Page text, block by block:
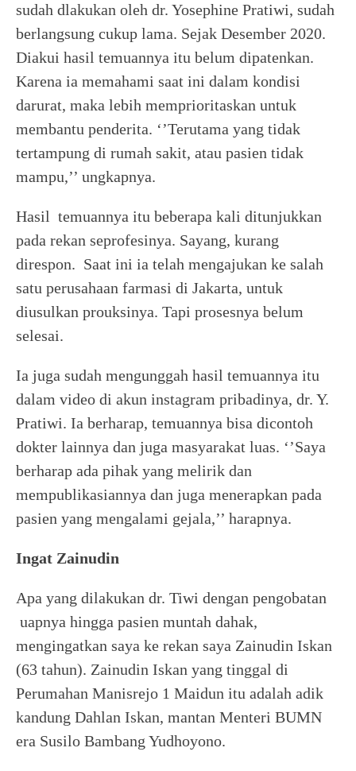
sudah dlakukan oleh dr. Yosephine Pratiwi, sudah
berlangsung cukup lama. Sejak Desember 2020.
Diakui hasil temuannya itu belum dipatenkan.
Karena ia memahami saat ini dalam kondisi
darurat, maka lebih memprioritaskan untuk
membantu penderita. ‘’Terutama yang tidak
tertampung di rumah sakit, atau pasien tidak
mampu,’’ ungkapnya.
Hasil temuannya itu beberapa kali ditunjukkan
pada rekan seprofesinya. Sayang, kurang
direspon. Saat ini ia telah mengajukan ke salah
satu perusahaan farmasi di Jakarta, untuk
diusulkan prouksinya. Tapi prosesnya belum
selesai.
Ia juga sudah mengunggah hasil temuannya itu
dalam video di akun instagram pribadinya, dr. Y.
Pratiwi. Ia berharap, temuannya bisa dicontoh
dokter lainnya dan juga masyarakat luas. ‘’Saya
berharap ada pihak yang melirik dan
mempublikasiannya dan juga menerapkan pada
pasien yang mengalami gejala,’’ harapnya.
Ingat Zainudin
Apa yang dilakukan dr. Tiwi dengan pengobatan
uapnya hingga pasien muntah dahak,
mengingatkan saya ke rekan saya Zainudin Iskan
(63 tahun). Zainudin Iskan yang tinggal di
Perumahan Manisrejo 1 Maidun itu adalah adik
kandung Dahlan Iskan, mantan Menteri BUMN
era Susilo Bambang Yudhoyono.